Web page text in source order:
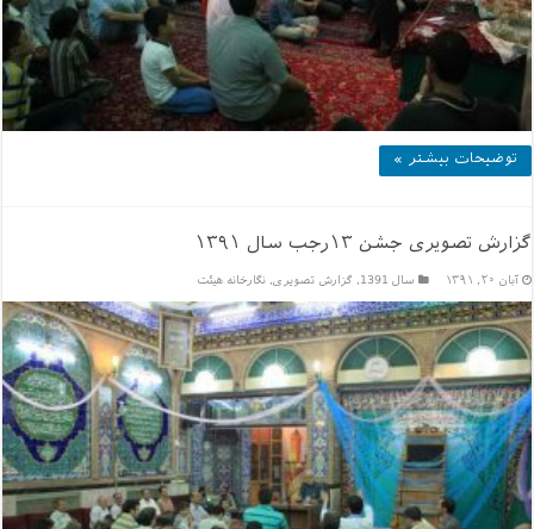
توضیحات بیشتر »
گزارش تصویری جشن ۱۳رجب سال ۱۳۹۱
آبان ۲۰, ۱۳۹۱ سال 1391 , گزارش تصویری,نگارخانه هیئت